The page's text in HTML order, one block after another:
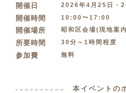
開催日 2026年4月25日・
開催時間 10:00〜17:00
開催場所 昭和区会場(現地案
所要時間 30分～1時間程度
参加費 無料
本イベントの